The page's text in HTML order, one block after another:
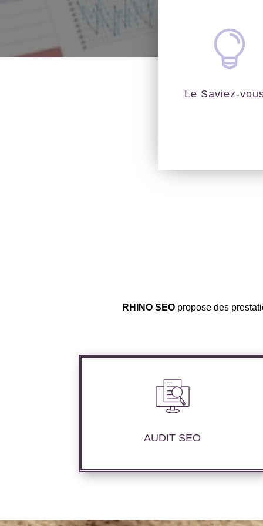

Le Saviez-
RHINO SEOpropose des
AUDIT SEO
Audit complet de votre site web à travers
les mots clés pertinents, les principaux